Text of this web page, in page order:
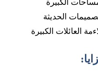
الكبيرة
الحديثة
العائلات الكبيرة